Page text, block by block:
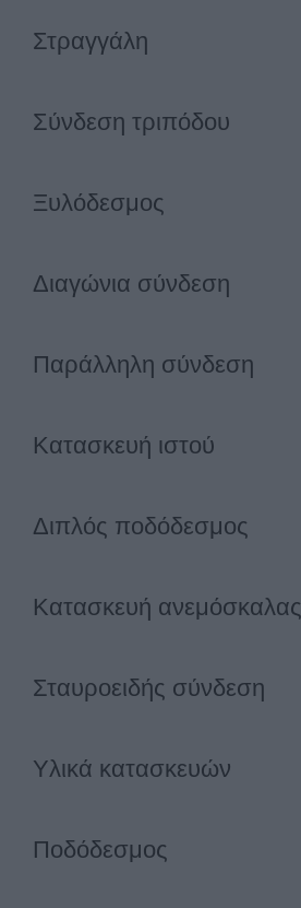
Στραγγάλη
Σύνδεση τριπόδου
Ξυλόδεσμος
Διαγώνια σύνδεση
Παράλληλη σύνδεση
Κατασκευή ιστού
Διπλός ποδόδεσμος
Κατασκευή ανεμόσκαλας
Σταυροειδής σύνδεση
Υλικά κατασκευών
Ποδόδεσμος